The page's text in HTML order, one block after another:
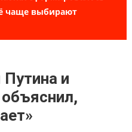
чаще выбирают
и